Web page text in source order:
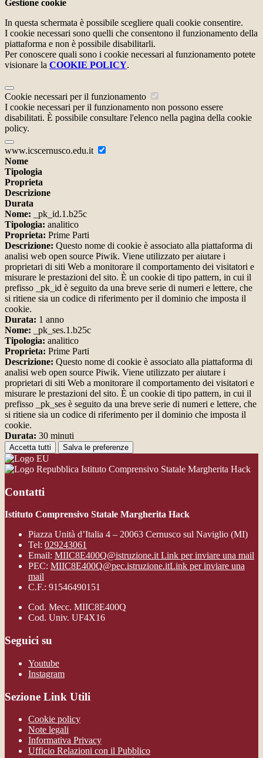
Gestione cookie
In questa schermata è possibile scegliere quali cookie consentire.
I cookie necessari sono quelli che consentono il funzionamento della
piattaforma e non è possibile disabilitarli.
Per conoscere quali sono i cookie necessari al funzionamento potete
visionare la COOKIE POLICY.
Cookie necessari per il funzionamento
I cookie necessari per il funzionamento non possono essere
disabilitati. È possibile consultare l'elenco nella pagina della cookie
policy.
www.icscernusco.edu.it
Nome
Tipologia
Proprieta
Descrizione
Durata
Nome: _pk_id.1.b25c
Tipologia: analitico
Proprieta: Prime Parti
Descrizione: Questo nome di cookie è associato alla piattaforma di
analisi web open source Piwik. Viene utilizzato per aiutare i
proprietari di siti Web a monitorare il comportamento dei visitatori e
misurare le prestazioni del sito. È un cookie di tipo pattern, in cui il
prefisso _pk_id è seguito da una breve serie di numeri e lettere, che
si ritiene sia un codice di riferimento per il dominio che imposta il
cookie.
Durata: 1 anno
Nome: _pk_ses.1.b25c
Tipologia: analitico
Proprieta: Prime Parti
Descrizione: Questo nome di cookie è associato alla piattaforma di
analisi web open source Piwik. Viene utilizzato per aiutare i
proprietari di siti Web a monitorare il comportamento dei visitatori e
misurare le prestazioni del sito. È un cookie di tipo pattern, in cui il
prefisso _pk_ses è seguito da una breve serie di numeri e lettere, che
si ritiene sia un codice di riferimento per il dominio che imposta il
cookie.
Durata: 30 minuti
Accetta tutti Salva le preferenze
Istituto Comprensivo Statale Margherita Hack
Contatti
Istituto Comprensivo Statale Margherita Hack
Piazza Unità d’Italia 4 – 20063 Cernusco sul Naviglio (MI)
Tel: 029243061
Email: MIIC8E400Q@istruzione.it Link per inviare una mail
PEC: MIIC8E400Q@pec.istruzione.itLink per inviare una
mail
C.F.: 91546490151
Cod. Mecc. MIIC8E400Q
Cod. Univ. UF4X16
Seguici su
Youtube
Instagram
Sezione Link Utili
Cookie policy
Note legali
Informativa Privacy
Ufficio Relazioni con il Pubblico